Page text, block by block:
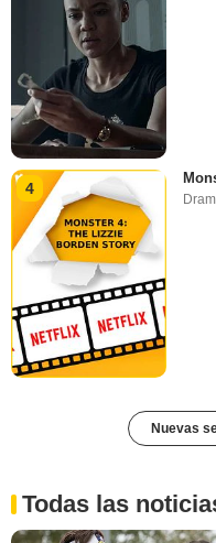
4
Nuevas
Todas las